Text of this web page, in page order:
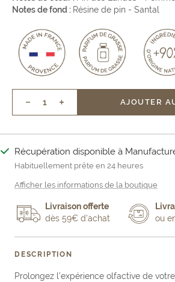
Notes de fond : Résine de pin - Santal
Réduire
la
Augmenter
la
AJOUTER
Récupération disponible à
Habituellement prête en 24 heures
Afficher les informations de la boutique
Livraison offerte
dès 59€ d'achat
ou
DESCRIPTION
Prolongez l’expérience olfactive de